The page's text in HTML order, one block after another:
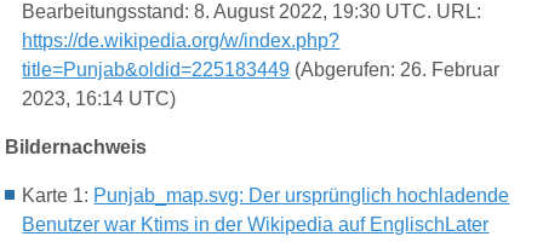
Bearbeitungsstand: 8. August 2022, 19:30 UTC. URL:
https://de.wikipedia.org/w/index.php?
title=Punjab&oldid=225183449 (Abgerufen: 26. Februar
2023, 16:14 UTC)
Bildernachweis
Karte 1: Punjab_map.svg: Der ursprünglich hochladende
Benutzer war Ktims in der Wikipedia auf EnglischLater